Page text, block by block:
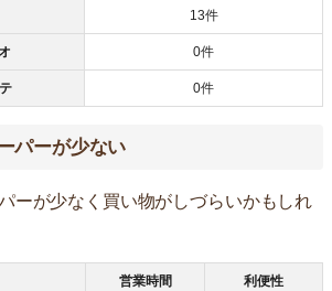
13件
0件
0件
パーが少ない
ーが少なく買い物がしづらいかもしれ
営業時間 利便性